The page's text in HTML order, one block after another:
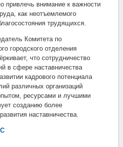
привлечь внимание к важности
как неотъемлемого
трудящихся.
Комитета по
городского отделения
что сотрудничество
в сфере наставничества
кадрового потенциала
различных организаций
ресурсами и лучшими
созданию более
наставничества.